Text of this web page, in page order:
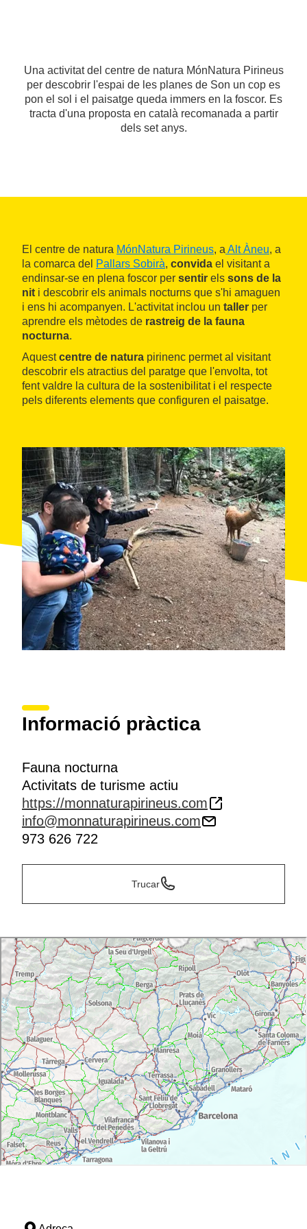
Una activitat del centre de natura MónNatura Pirineus
per descobrir l'espai de les planes de Son un cop es
pon el sol i el paisatge queda immers en la foscor. Es
tracta d'una proposta en català recomanada a partir
dels set anys.
El centre de natura MónNatura Pirineus, a Alt Àneu, a
la comarca del Pallars Sobirà, convida el visitant a
endinsar-se en plena foscor per sentir els sons de la
nit i descobrir els animals nocturns que s'hi amaguen
i ens hi acompanyen. L'activitat inclou un taller per
aprendre els mètodes de rastreig de la fauna
nocturna.
Aquestcentre de natura pirinenc permet al visitant
descobrir els atractius del paratge que l'envolta, tot
fent valdre la cultura de la sostenibilitat i el respecte
pels diferents elements que configuren el paisatge.
Informació pràctica
Fauna nocturna
Activitats de turisme actiu
https://monnaturapirineus.com
info@monnaturapirineus.com
973 626 722
Trucar